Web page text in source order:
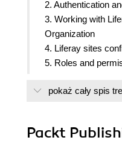
2. Authentication
3. Working with
Organization
4. Liferay sites
5. Roles and
7. Working with
10. Collaboration
pokaż cały spis
Packt